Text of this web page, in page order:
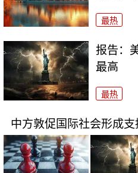
最热
报告：
最高
最热
中方敦促国际社会形成